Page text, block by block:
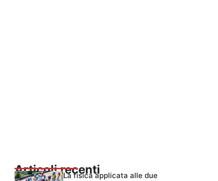
Articoli recentiLa fisica applicata alle due